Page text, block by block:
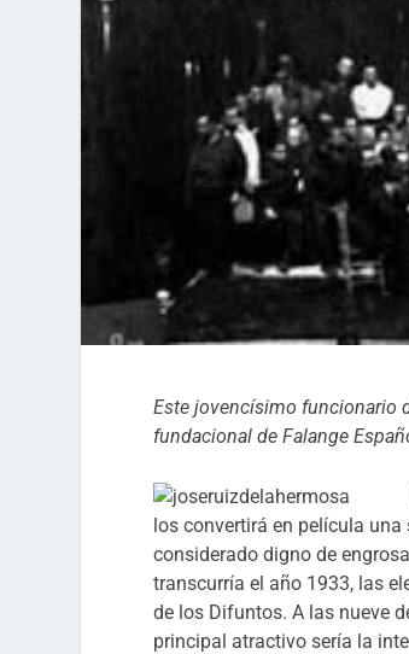
Este jovencísimo funcionario
fundacional de Falange
los convertirá en película
considerado digno de
transcurría el año 1933, las
de los Difuntos. A las nueve
principal atractivo sería la